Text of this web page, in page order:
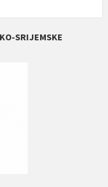
SRIJEMSKE